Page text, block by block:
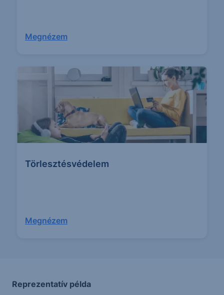
Megnézem
Törlesztés­védelem
Megnézem
Reprezentatív példa